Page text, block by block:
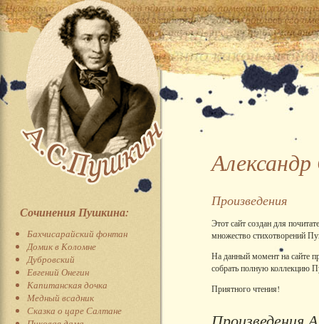
Сочинения Пушкина:
Бахчисарайский фонтан
Домик в Коломне
Дубровский
Евгений Онегин
Капитанская дочка
Медный всадник
Сказка о царе Салтане
Произведения
Этот сайт создан для
множество стихотворений
На данный момент на сайте
собрать полную коллекцию
Приятного чтения!
Произведения